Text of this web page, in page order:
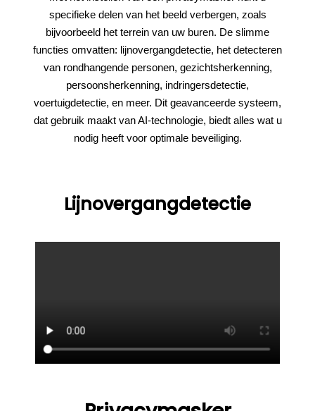
specifieke delen van het beeld verbergen, zoals
bijvoorbeeld het terrein van uw buren. De slimme
functies omvatten: lijnovergangdetectie, het detecteren
van rondhangende personen, gezichtsherkenning,
persoonsherkenning, indringersdetectie,
voertuigdetectie, en meer. Dit geavanceerde systeem,
dat gebruik maakt van AI-technologie, biedt alles wat u
nodig heeft voor optimale beveiliging.
Lijnovergangdetectie